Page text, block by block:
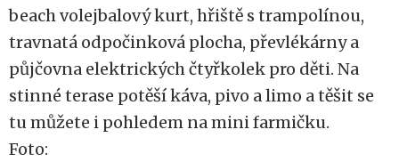
beach volejbalový kurt, hřiště s trampolínou,
travnatá odpočinková plocha, převlékárny a
půjčovna elektrických čtyřkolek pro děti. Na
stinné terase potěší káva, pivo a limo a těšit se
tu můžete i pohledem na mini farmičku.
Foto: